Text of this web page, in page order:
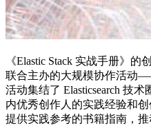
《Elastic Stack 实战手册》
联合主办的大规模协作活动
活动集结了 Elasticsearch 技
内优秀创作人的实践经验和
提供实践参考的书籍指南，